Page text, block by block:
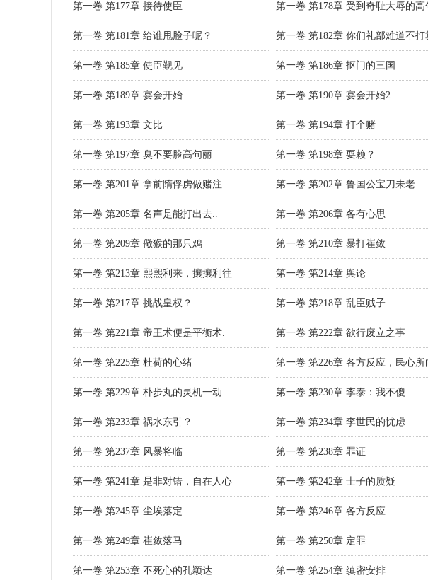
第一卷 第177章 接待使臣 第一卷 第178章 受到奇耻大辱的高
第一卷 第181章 给谁甩脸子呢？ 第一卷 第182章 你们礼部难道不打
第一卷 第185章 使臣觐见 第一卷 第186章 抠门的三国
第一卷 第189章 宴会开始 第一卷 第190章 宴会开始2
第一卷 第193章 文比 第一卷 第194章 打个赌
第一卷 第197章 臭不要脸高句丽 第一卷 第198章 耍赖？
第一卷 第201章 拿前隋俘虏做赌注 第一卷 第202章 鲁国公宝刀未老
第一卷 第205章 名声是能打出去.. 第一卷 第206章 各有心思
第一卷 第209章 儆猴的那只鸡 第一卷 第210章 暴打崔敛
第一卷 第213章 熙熙利来，攘攘利往 第一卷 第214章 舆论
第一卷 第217章 挑战皇权？ 第一卷 第218章 乱臣贼子
第一卷 第221章 帝王术便是平衡术. 第一卷 第222章 欲行废立之事
第一卷 第225章 杜荷的心绪 第一卷 第226章 各方反应，民心所
第一卷 第229章 朴步丸的灵机一动 第一卷 第230章 李泰：我不傻
第一卷 第233章 祸水东引？ 第一卷 第234章 李世民的忧虑
第一卷 第237章 风暴将临 第一卷 第238章 罪证
第一卷 第241章 是非对错，自在人心 第一卷 第242章 士子的质疑
第一卷 第245章 尘埃落定 第一卷 第246章 各方反应
第一卷 第249章 崔敛落马 第一卷 第250章 定罪
第一卷 第253章 不死心的孔颖达 第一卷 第254章 缜密安排